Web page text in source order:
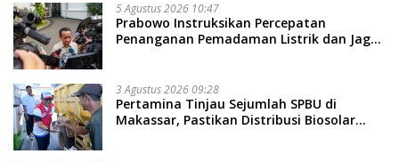
5 Agustus 2026 10:47
Prabowo Instruksikan Percepatan
Penanganan Pemadaman Listrik dan Jaga
3 Agustus 2026 09:28
Pertamina Tinjau Sejumlah SPBU di
Makassar, Pastikan Distribusi Biosolar